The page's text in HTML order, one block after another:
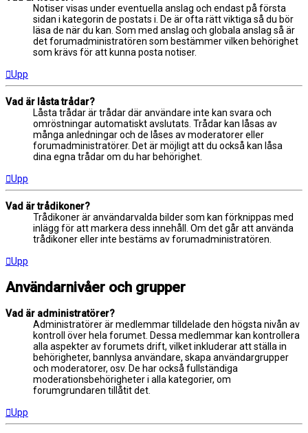
Notiser visas under eventuella anslag och endast på första
sidan i kategorin de postats i. De är ofta rätt viktiga så du bör
läsa de när du kan. Som med anslag och globala anslag så är
det forumadministratören som bestämmer vilken behörighet
som krävs för att kunna posta notiser.
Upp
Vad är låsta trådar?
Låsta trådar är trådar där användare inte kan svara och
omröstningar automatiskt avslutats. Trådar kan låsas av
många anledningar och de låses av moderatorer eller
forumadministratörer. Det är möjligt att du också kan låsa
dina egna trådar om du har behörighet.
Upp
Vad är trådikoner?
Trådikoner är användarvalda bilder som kan förknippas med
inlägg för att markera dess innehåll. Om det går att använda
trådikoner eller inte bestäms av forumadministratören.
Upp
Användarnivåer och grupper
Vad är administratörer?
Administratörer är medlemmar tilldelade den högsta nivån av
kontroll över hela forumet. Dessa medlemmar kan kontrollera
alla aspekter av forumets drift, vilket inkluderar att ställa in
behörigheter, bannlysa användare, skapa användargrupper
och moderatorer, osv. De har också fullständiga
moderationsbehörigheter i alla kategorier, om
forumgrundaren tillåtit det.
Upp